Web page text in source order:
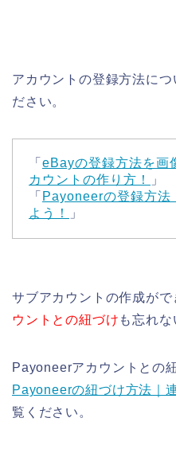
アカウントの登録方法につ
ださい。
「 eBayの登録方法を画
カウントの作り方！
」
「 Payoneerの登録方法
よう！
」
サブアカウントの作成がで
ウントとの紐づけ も忘れな
Payoneerアカウントとの
Payoneerの紐づけ方法｜
覧ください。